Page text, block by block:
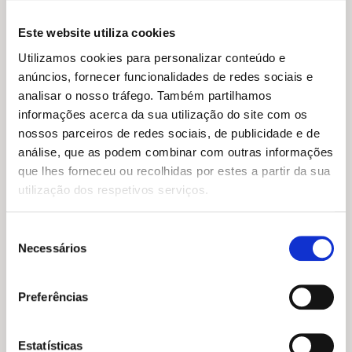
Este website utiliza cookies
Utilizamos cookies para personalizar conteúdo e
anúncios, fornecer funcionalidades de redes sociais e
analisar o nosso tráfego. Também partilhamos
informações acerca da sua utilização do site com os
nossos parceiros de redes sociais, de publicidade e de
análise, que as podem combinar com outras informações
que lhes forneceu ou recolhidas por estes a partir da sua
utilização dos respetivos serviços.
Necessários
Preferências
Estatísticas
8,85€ O
original
era:
8,85 €.
7,97€O
atual
é:
7,97 €.
Partida, largada, resgate!
(Patrulha Pata)
Nickelodeon
13,95€ O
preço
original
era:
13,95 €.
12,56€O
preço
é:
12,56 €.
São Nossas Amigas
Janey Louise Jones
8,45€
preçopreço
Os Meus Primeiros Contos